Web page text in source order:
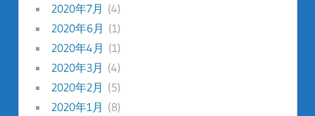
2020年7月 (4)
2020年6月 (1)
2020年4月 (1)
2020年3月 (4)
2020年2月 (5)
2020年1月 (8)